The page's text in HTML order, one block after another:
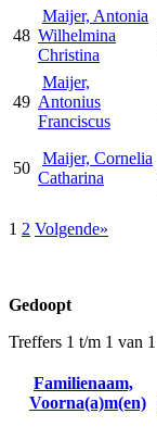
48
Maijer, Antonia
Wilhelmina
Christina
49
Maijer,
Antonius
Franciscus
50
Maijer, Cornelia
Catharina
1 2 Volgende»
Gedoopt
Treffers 1 t/m 1 van 1
Familienaam,
Voorna(a)m(en)